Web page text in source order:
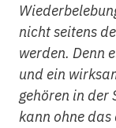
nicht seitens
werden. Denn
und ein
gehören in der
kann ohne